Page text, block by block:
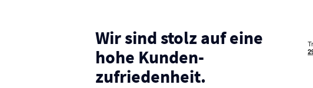
Wir sind stolz auf eine
hohe Kunden­
zufriedenheit.